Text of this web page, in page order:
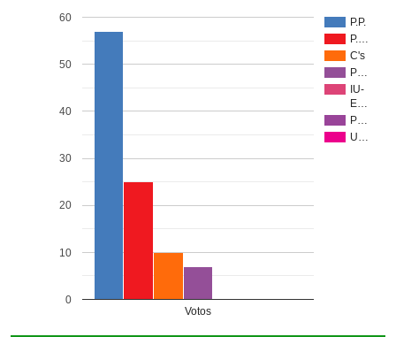
P.P.
P.…
C's
P…
IU-
E…
P…
U…
Votos
0
10
20
30
40
50
60